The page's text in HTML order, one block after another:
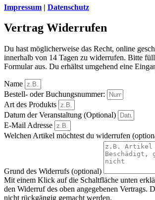
Impressum | Datenschutz
Vertrag Widerrufen
Du hast möglicherweise das Recht, online
innerhalb von 14 Tagen zu widerrufen. Bitte
Formular aus. Du erhältst umgehend eine
Name
Bestell- oder Buchungsnummer:
Art des Produkts
Datum der Veranstaltung (Optional)
E-Mail Adresse
Welchen Artikel möchtest du widerrufen
Grund des Widerrufs (optional)
Mit einem Klick auf die Schaltfläche unten
den Widerruf des oben angegebenen Vertrags.
nicht rückgängig gemacht werden.